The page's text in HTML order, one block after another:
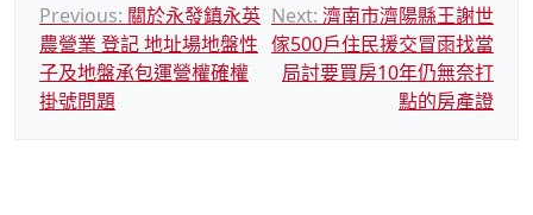
文
章
導
Previous: 關於永發鎮永英
農營業 登記 地址場地盤性
子及地盤承包運營權確權
掛號問題
Next: 濟南市濟陽縣王謝世
傢500戶住民援交冒雨找當
局討要買房10年仍無奈打
點的房產證